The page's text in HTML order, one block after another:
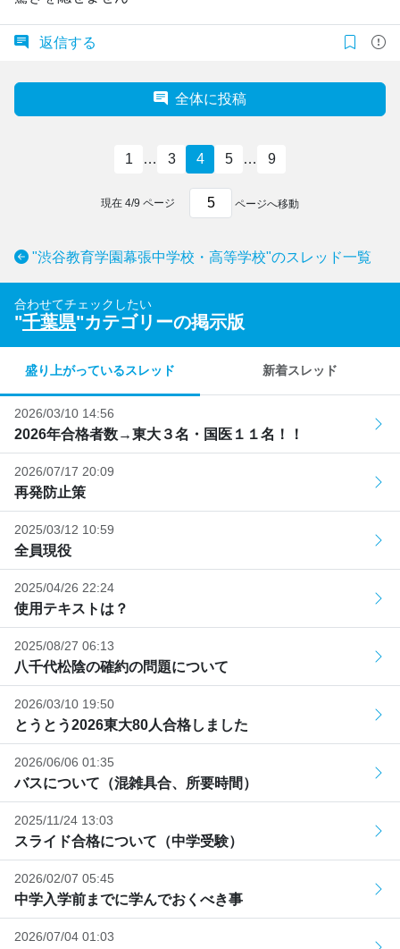
返信する
全体に投稿
1 … 3 4 5 … 9
現在 4/9 ページ ページへ移動
"渋谷教育学園幕張中学校・高等学校"のスレッド一覧
合わせてチェックしたい
"千葉県"カテゴリーの掲示版
盛り上がっているスレッド 新着スレッド
2026/03/10 14:56
2026年合格者数→東大３名・国医１１名！！
2026/07/17 20:09
再発防止策
2025/03/12 10:59
全員現役
2025/04/26 22:24
使用テキストは？
2025/08/27 06:13
八千代松陰の確約の問題について
2026/03/10 19:50
とうとう2026東大80人合格しました
2026/06/06 01:35
バスについて（混雑具合、所要時間）
2025/11/24 13:03
スライド合格について（中学受験）
2026/02/07 05:45
中学入学前までに学んでおくべき事
2026/07/04 01:03